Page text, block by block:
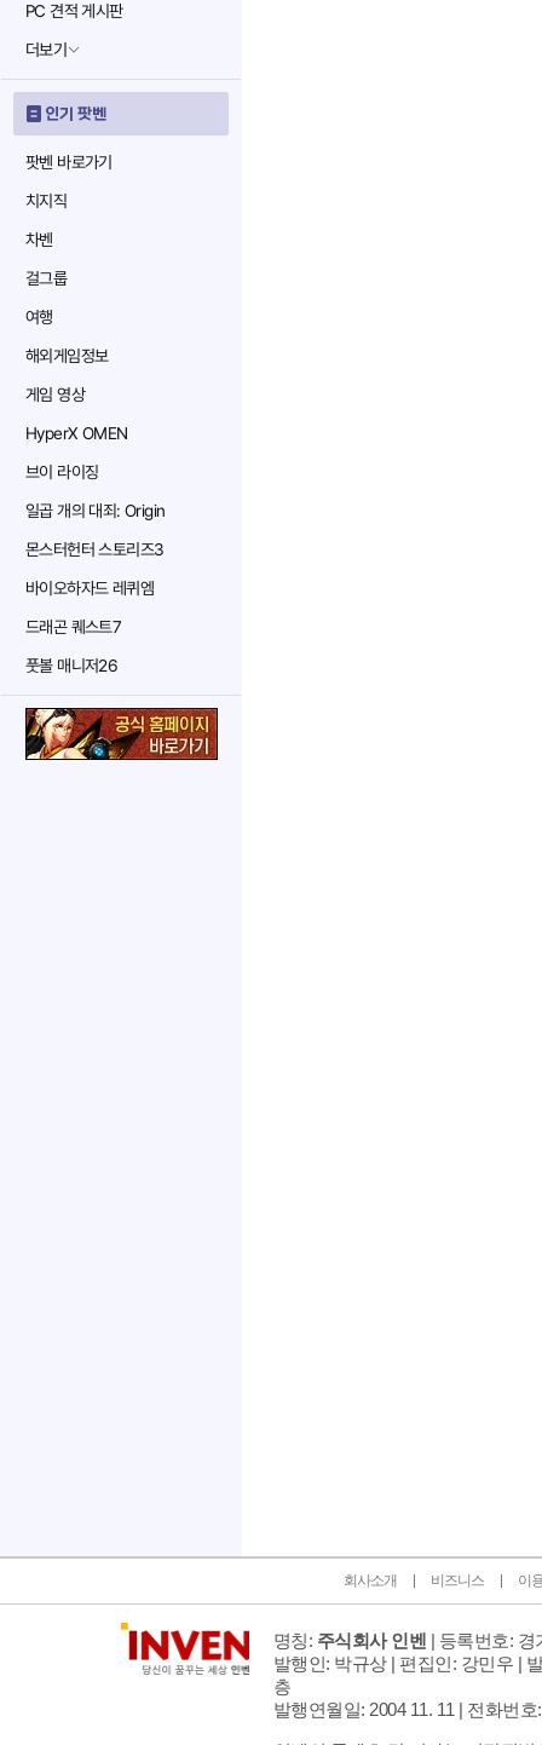
PC 견적 게시판
더보기
인기 팟벤
팟벤 바로가기
치지직
차벤
걸그룹
여행
해외게임정보
게임 영상
HyperX OMEN
브이 라이징
일곱 개의 대죄: Origin
몬스터헌터 스토리즈3
바이오하자드 레퀴엠
드래곤 퀘스트7
풋볼 매니저26
회사소개 비즈니스 이
명칭: 주식회사 인벤 | 등록번호: 경
발행인: 박규상 | 편집인: 강민우 |
층
발행연월일: 2004 11. 11 | 전화번호